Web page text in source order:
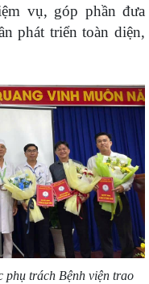
vụ, góp phần đưa
phát triển toàn diện,
phụ trách Bệnh viện trao